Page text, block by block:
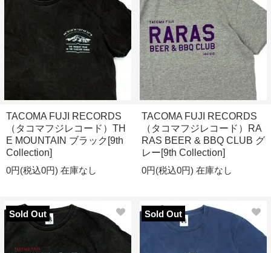
TACOMA FUJI RECORDS
（タコマフジレコード）TH
E MOUNTAIN ブラック[9th
Collection]
0円(税込0円) 在庫なし
TACOMA FUJI RECORDS
（タコマフジレコード）RA
RAS BEER & BBQ CLUB グ
レー[9th Collection]
0円(税込0円) 在庫なし
Sold Out Sold Out